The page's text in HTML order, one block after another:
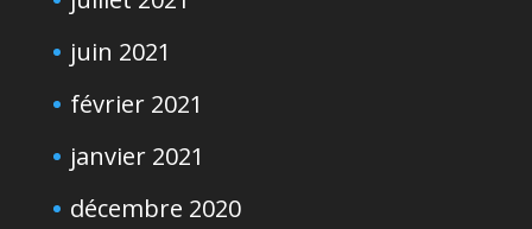
juin 2021
février 2021
janvier 2021
décembre 2020